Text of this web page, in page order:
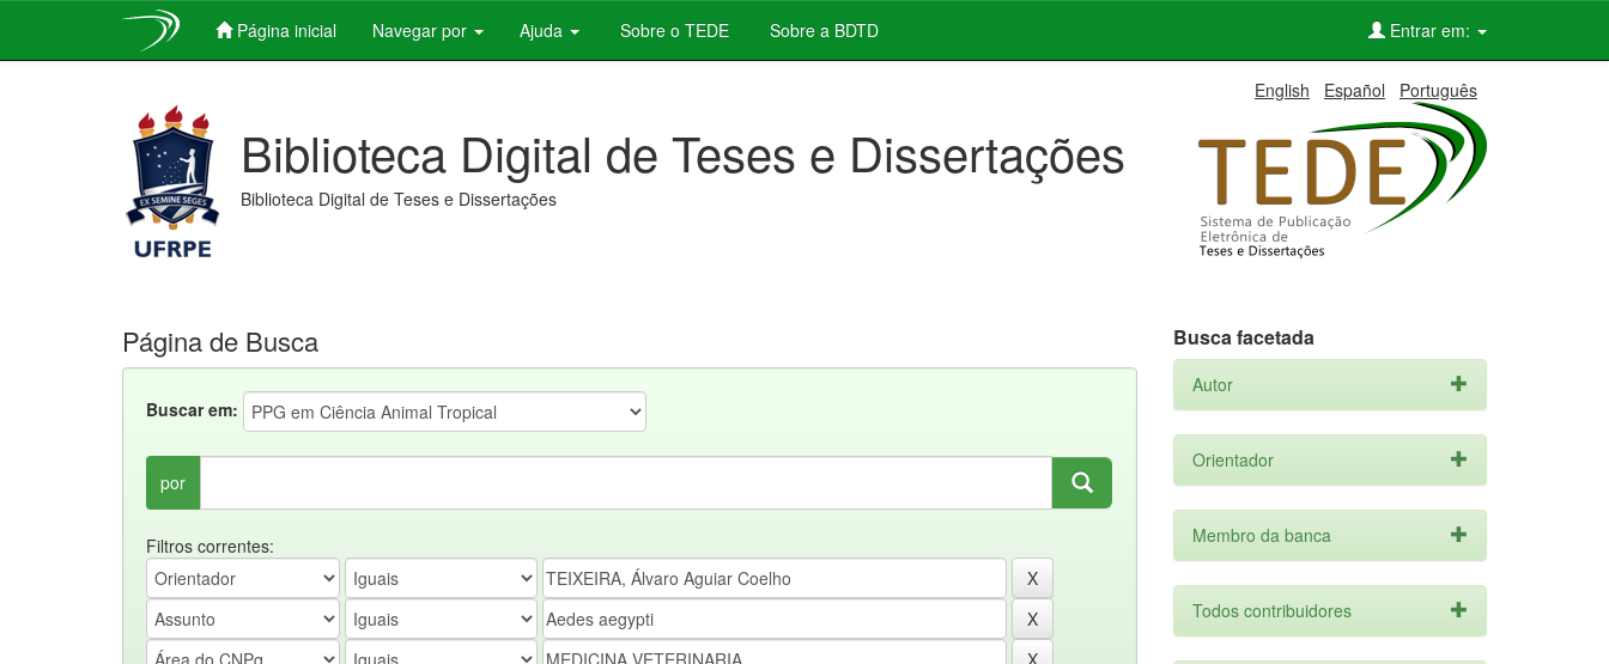
Página inicial Navegar por Ajuda Sobre o TEDE Sobre a BDTD Entrar em:
English Español Português
Biblioteca Digital de Teses e Dissertações
Biblioteca Digital de Teses e Dissertações
Página de Busca
Buscar em:
por
Filtros correntes:
Busca facetada
Autor
Orientador
Membro da banca
Todos contribuidores